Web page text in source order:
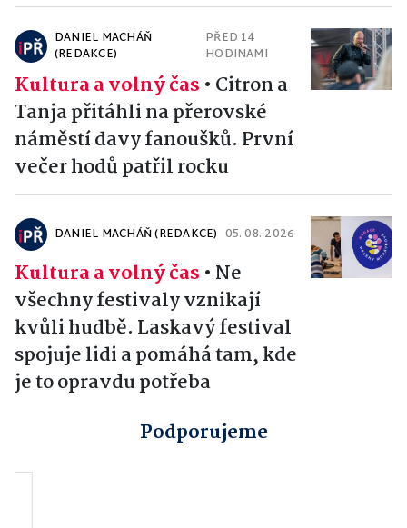
DANIEL MACHÁŇ
(REDAKCE)
PŘED 14
HODINAMI
Kultura a volný čas • Citron a
Tanja přitáhli na přerovské
náměstí davy fanoušků. První
večer hodů patřil rocku
DANIEL MACHÁŇ (REDAKCE) 05. 08. 2026
Kultura a volný čas • Ne
všechny festivaly vznikají
kvůli hudbě. Laskavý festival
spojuje lidi a pomáhá tam, kde
je to opravdu potřeba
Podporujeme